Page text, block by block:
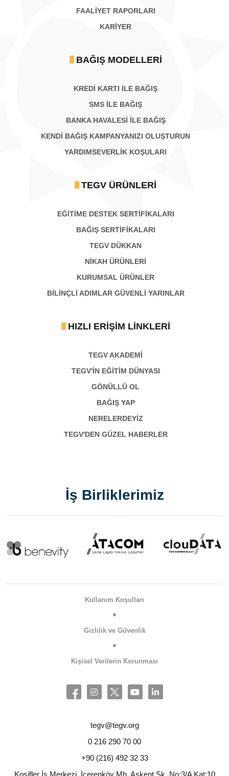
FAALİYET RAPORLARI
KARIYER
BAĞIŞ MODELLERI
KREDİ KARTI İLE BAĞIŞ
SMS İLE BAĞIŞ
BANKA HAVALESİ İLE BAĞIŞ
KENDİ BAĞIŞ KAMPANYANIZI OLUŞTURUN
YARDIMSEVERLİK KOŞULARI
TEGV ÜRÜNLERI
EĞİTİME DESTEK SERTİFİKALARI
BAĞIŞ SERTIFIKALARI
TEGV DÜKKAN
NİKAH ÜRÜNLERİ
KURUMSAL ÜRÜNLER
BILINÇLI ADIMLAR GÜVENLI YARINLAR
HIZLI ERIŞIM LINKLERI
TEGV AKADEMI
TEGV'İN EĞİTİM DÜNYASI
GÖNÜLLÜ OL
BAĞIŞ YAP
NERELERDEYİZ
TEGV'DEN GÜZEL HABERLER
İş Birliklerimiz
Kullanım Koşulları
Gizlilik ve Güvenlik
Kişisel Verilerin Korunması
tegv@tegv.org
0 216 290 70 00
+90 (216) 492 32 33